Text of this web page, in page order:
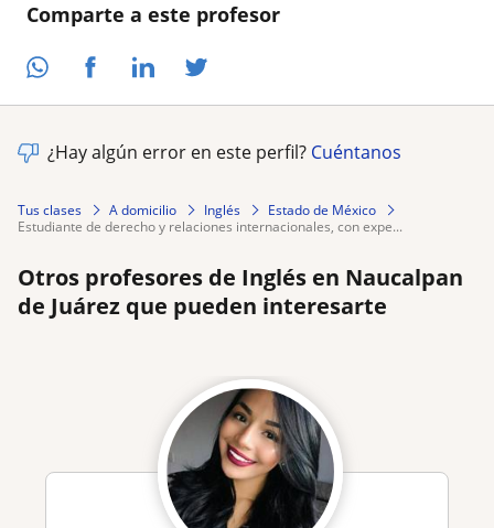
Comparte a este profesor
¿Hay algún error en este perfil? Cuéntanos
Tus clases A domicilio Inglés
Estado de México
estudiante de derecho y relaciones internacionales, con expe...
Otros profesores de Inglés en Naucalpan
de Juárez que pueden interesarte